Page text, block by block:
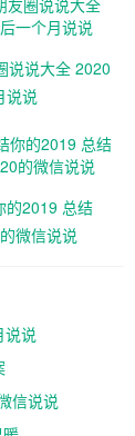
说说大全 2020
说说
的2019 总结
微信说说
说说
信说说